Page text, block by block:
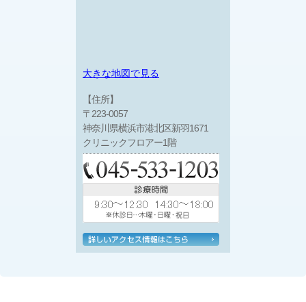
大きな地図で見る
【住所】
〒223-0057
神奈川県横浜市港北区新羽1671
クリニックフロアー1階